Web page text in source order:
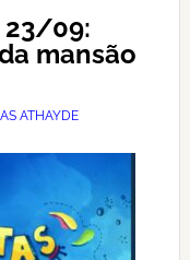
23/09:
mansão
ATHAYDE